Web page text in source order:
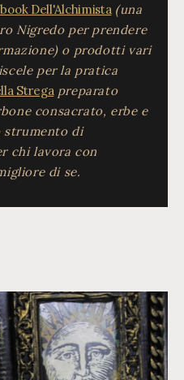
Dell'Alchimista (una
Nigredo per prendere
o prodotti vari
per la pratica
Strega preparato
consacrato, erbe e
strumento di
chi lavora con
di se.